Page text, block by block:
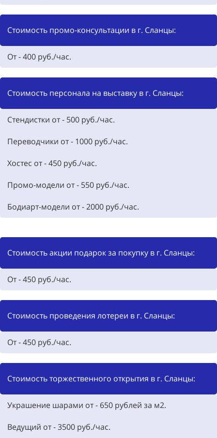
Стоимость промо-консультации в г. Сланцы:
От - 400 руб./час.
Стоимость персонала на выставку в г. Сланцы:
Стендистки от - 500 руб./час.
Переводчики от - 1000 руб./час.
Хостес от - 450 руб./час.
Промо-модели от - 550 руб./час.
Бодиарт-модели от - 2000 руб./час.
Стоимость акции подарок за покупку в г. Сланцы:
От - 450 руб./час.
Стоимость проведения лотереи в г. Сланцы:
От - 450 руб./час.
Стоимость торжественного открытия в г. Сланцы:
Украшение шарами от - 650 рублей за м2.
Ведущий от -3500 руб./час.